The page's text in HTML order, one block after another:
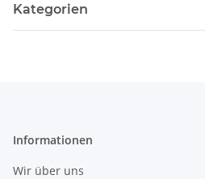
Kategorien
Informationen
Wir über uns